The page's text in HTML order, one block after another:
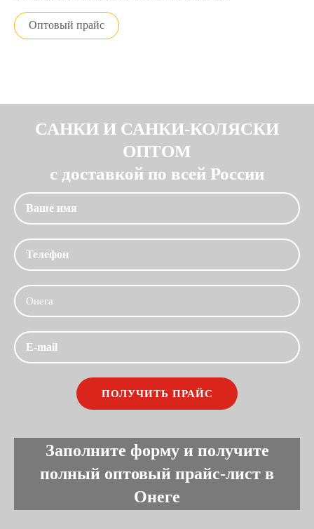
Оптовый прайс
САНКИ И САНКИ-КОЛЯСКИ
ОПТОМ
с доставкой по всей России
Заполните форму и получите
полный оптовый прайс-лист в
Онеге